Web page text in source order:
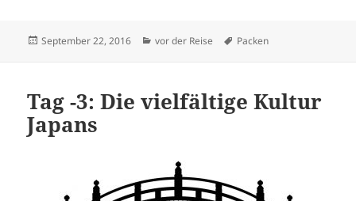
Veröffentlicht
September 22, 2016 Kategorien
vor der Reise Schlagwörter
Packen
Tag -3: Die vielfältige Kultur
Japans